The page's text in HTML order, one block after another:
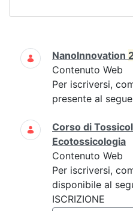
Ricerca
NanoInnovation
Contenuto Web
Per iscriversi,
presente al
Corso di
Ecotossicologia
Contenuto Web
Per iscriversi,
disponibile al
ISCRIZIONE